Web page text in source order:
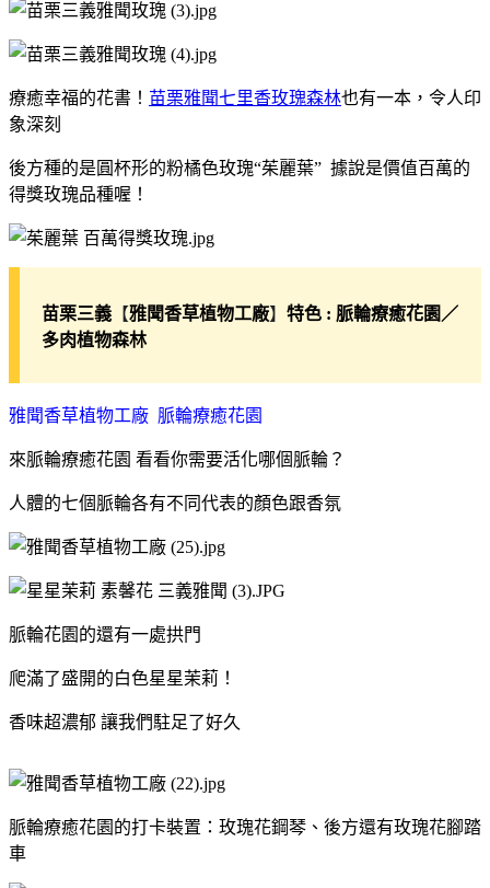
療癒幸福的花書！ 苗栗雅聞七里香玫瑰森林也有一本，令人印
象深刻
後方種的是圓杯形的粉橘色玫瑰“茱麗葉” 據說是價值百萬的
得獎玫瑰品種喔！
苗栗三義 【雅聞香草植物工廠】特色 : 脈輪療癒花園／
多肉植物森林
雅聞香草植物工廠 脈輪療癒花園
來脈輪療癒花園 看看你需要活化哪個脈輪？
人體的七個脈輪各有不同代表的顏色跟香氛
脈輪花園的還有一處拱門
爬滿了盛開的白色星星茉莉！
香味超濃郁 讓我們駐足了好久
脈輪療癒花園的打卡裝置：玫瑰花鋼琴、後方還有玫瑰花腳踏
車